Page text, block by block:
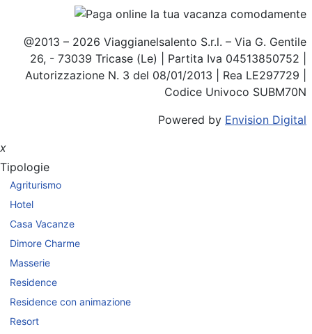
@2013 – 2026 Viaggianelsalento S.r.l. – Via G. Gentile
26, - 73039 Tricase (Le) | Partita Iva 04513850752 |
Autorizzazione N. 3 del 08/01/2013 | Rea LE297729 |
Codice Univoco SUBM70N
Powered by Envision Digital
x
Tipologie
Agriturismo
Hotel
Casa Vacanze
Dimore Charme
Masserie
Residence
Residence con animazione
Resort